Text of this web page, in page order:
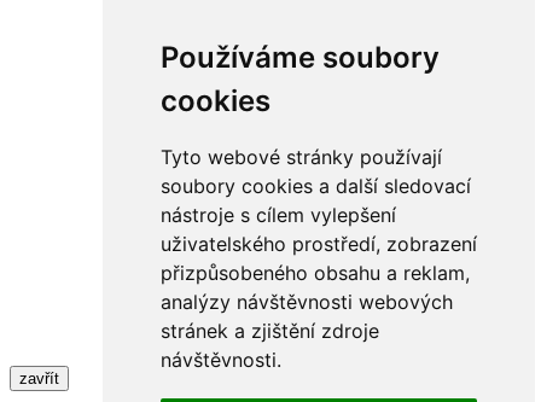
Používáme soubory
cookies
Tyto webové stránky používají
soubory cookies a další sledovací
nástroje s cílem vylepšení
uživatelského prostředí, zobrazení
přizpůsobeného obsahu a reklam,
analýzy návštěvnosti webových
stránek a zjištění zdroje
návštěvnosti.
zavřít